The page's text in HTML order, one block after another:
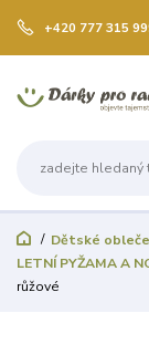
+420 777 315
Dětské
LETNÍ PYŽAMA A
růžové